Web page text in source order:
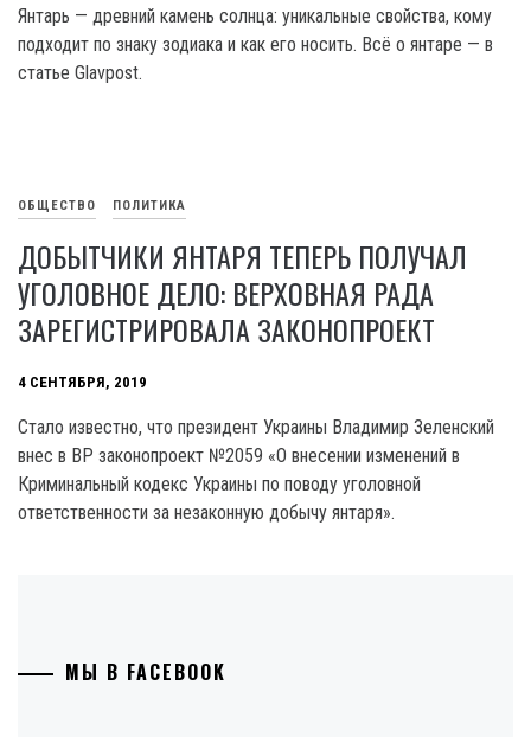
Янтарь — древний камень солнца: уникальные свойства, кому
подходит по знаку зодиака и как его носить. Всё о янтаре — в
статье Glavpost.
ОБЩЕСТВО ПОЛИТИКА
ДОБЫТЧИКИ ЯНТАРЯ ТЕПЕРЬ ПОЛУЧАЛ
УГОЛОВНОЕ ДЕЛО: ВЕРХОВНАЯ РАДА
ЗАРЕГИСТРИРОВАЛА ЗАКОНОПРОЕКТ
4 СЕНТЯБРЯ, 2019
Стало известно, что президент Украины Владимир Зеленский
внес в ВР законопроект №2059 «О внесении изменений в
Криминальный кодекс Украины по поводу уголовной
ответственности за незаконную добычу янтаря».
МЫ В FACEBOOK